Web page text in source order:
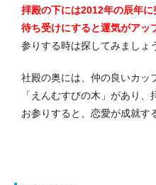
拝殿の下には2012年の辰年に
待ち受けにすると運気がアッ
参りする時は探してみましょ
社殿の奥には、仲の良いカッ
「えんむすびの木」があり
お参りすると、恋愛が成就す